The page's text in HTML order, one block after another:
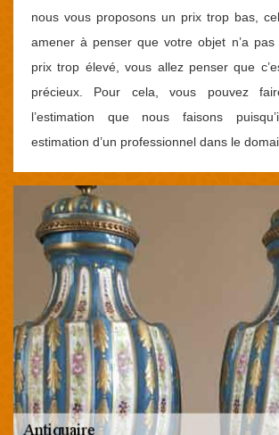
nous vous proposons un prix trop bas,
amener à penser que votre objet n’a pas
prix trop élevé, vous allez penser que
précieux. Pour cela, vous pouvez
l’estimation que nous faisons
estimation d’un professionnel dans le